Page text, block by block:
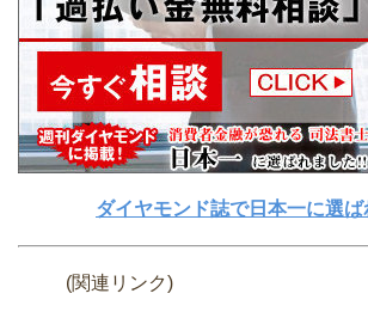
ダイヤモンド誌で日本一に選
(関連リンク)